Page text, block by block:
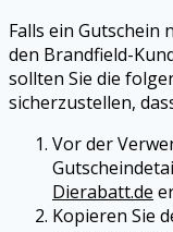
Falls ein Gutschein
den Brandfield-
sollten Sie die
sicherzustellen,
Vor der
Dierabatt.de
Kopieren Sie